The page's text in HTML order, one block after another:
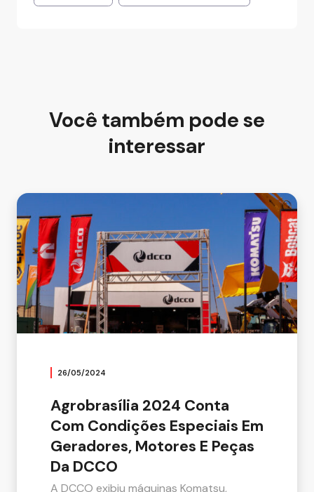
Você também pode se
interessar
26/05/2024
Agrobrasília 2024 Conta
Com Condições Especiais Em
Geradores, Motores E Peças
Da DCCO
A DCCO exibiu máquinas Komatsu,